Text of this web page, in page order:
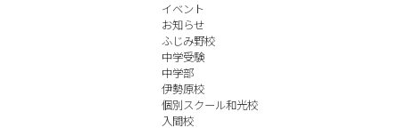
イベント
お知らせ
ふじみ野校
中学受験
中学部
伊勢原校
個別スクール和光校
入間校